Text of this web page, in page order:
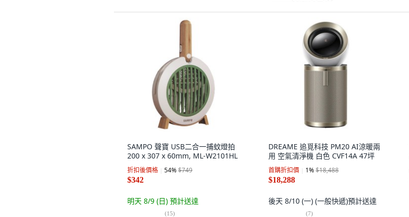
SAMPO 聲寶 USB二合一捕蚊燈拍
200 x 307 x 60mm, ML-W2101HL
折扣後價格 54%$749
$342
明天 8/9 (日) 預計送達
(15)
DREAME 追覓科技 PM20 AI涼暖兩
用 空氣清淨機 白色 CVF14A 47坪
首購折扣價 1%$18,488
$18,288
後天 8/10 (一) (一般快遞)預計送達
(7)